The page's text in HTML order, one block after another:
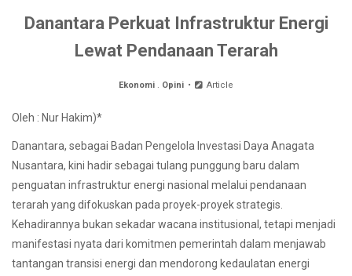
Danantara Perkuat Infrastruktur Energi
Lewat Pendanaan Terarah
Ekonomi . Opini Article
Oleh : Nur Hakim)*
Danantara, sebagai Badan Pengelola Investasi Daya Anagata
Nusantara, kini hadir sebagai tulang punggung baru dalam
penguatan infrastruktur energi nasional melalui pendanaan
terarah yang difokuskan pada proyek-proyek strategis.
Kehadirannya bukan sekadar wacana institusional, tetapi menjadi
manifestasi nyata dari komitmen pemerintah dalam menjawab
tantangan transisi energi dan mendorong kedaulatan energi